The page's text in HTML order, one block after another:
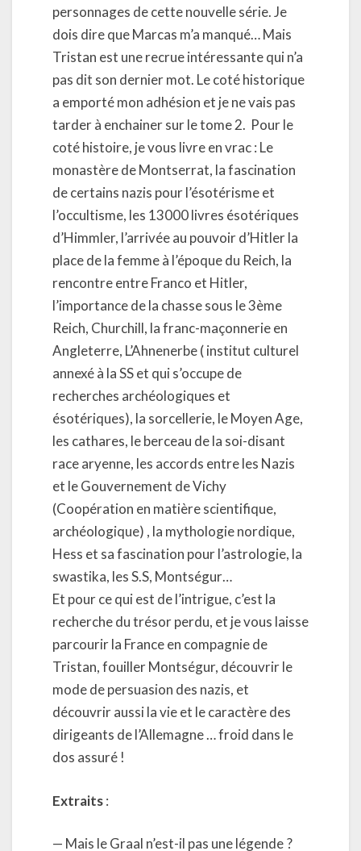
personnages de cette nouvelle série. Je
dois dire que Marcas m’a manqué… Mais
Tristan est une recrue intéressante qui n’a
pas dit son dernier mot. Le coté historique
a emporté mon adhésion et je ne vais pas
tarder à enchainer sur le tome 2. Pour le
coté histoire, je vous livre en vrac : Le
monastère de Montserrat, la fascination
de certains nazis pour l’ésotérisme et
l’occultisme, les 13000 livres ésotériques
d’Himmler, l’arrivée au pouvoir d’Hitler la
place de la femme à l’époque du Reich, la
rencontre entre Franco et Hitler,
l’importance de la chasse sous le 3ème
Reich, Churchill, la franc-maçonnerie en
Angleterre, L’Ahnenerbe ( institut culturel
annexé à la SS et qui s’occupe de
recherches archéologiques et
ésotériques), la sorcellerie, le Moyen Age,
les cathares, le berceau de la soi-disant
race aryenne, les accords entre les Nazis
et le Gouvernement de Vichy
(Coopération en matière scientifique,
archéologique) , la mythologie nordique,
Hess et sa fascination pour l’astrologie, la
swastika, les S.S, Montségur…
Et pour ce qui est de l’intrigue, c’est la
recherche du trésor perdu, et je vous laisse
parcourir la France en compagnie de
Tristan, fouiller Montségur, découvrir le
mode de persuasion des nazis, et
découvrir aussi la vie et le caractère des
dirigeants de l’Allemagne … froid dans le
dos assuré !
Extraits:
— Mais le Graal n’est-il pas une légende ?